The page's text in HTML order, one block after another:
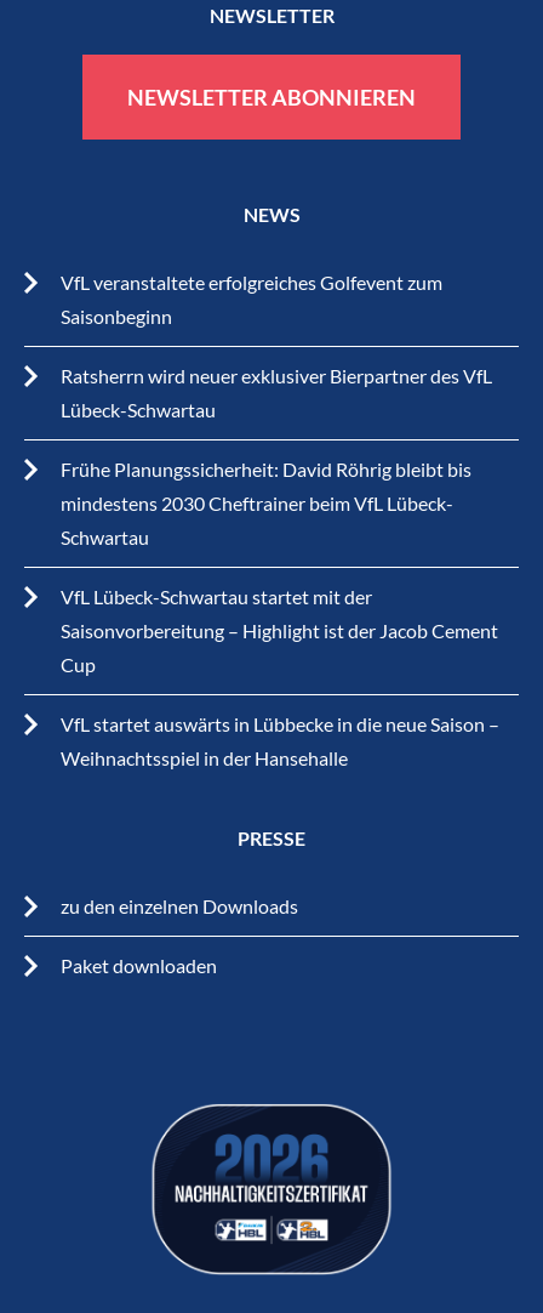
NEWSLETTER
NEWSLETTER ABONNIEREN
NEWS
VfL veranstaltete erfolgreiches Golfevent zum
Saisonbeginn
Ratsherrn wird neuer exklusiver Bierpartner des VfL
Lübeck-Schwartau
Frühe Planungssicherheit: David Röhrig bleibt bis
mindestens 2030 Cheftrainer beim VfL Lübeck-
Schwartau
VfL Lübeck-Schwartau startet mit der
Saisonvorbereitung – Highlight ist der Jacob Cement
Cup
VfL startet auswärts in Lübbecke in die neue Saison –
Weihnachtsspiel in der Hansehalle
PRESSE
zu den einzelnen Downloads
Paket downloaden